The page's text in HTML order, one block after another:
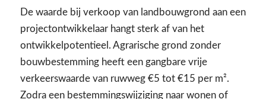
De waarde bij verkoop van landbouwgrond aan een
projectontwikkelaar hangt sterk af van het
ontwikkelpotentieel. Agrarische grond zonder
bouwbestemming heeft een gangbare vrije
verkeerswaarde van ruwweg €5 tot €15 per m².
Zodra een bestemmingswijziging naar wonen of